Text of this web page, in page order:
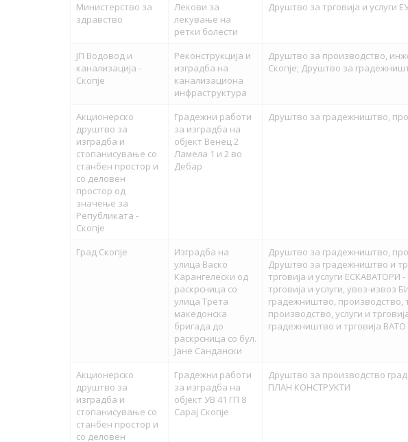
Министерство за
здравство
Лекови за
лекување на
ретки болести
Друштво за трговија и
ЈП Водовод и
канализација -
Скопје
Реконструкција и
изградба на
канализациона
инфраструктура
Друштво за производство,
Скопје; Друштво за
Акционерско
друштво за
изградба и
стопанисување со
станбен простор и
со деловен
простор од
значење за
Републиката -
Скопје
Градежни работи
за изградба на
објект Венец 2
Ламела 1 и 2 во
Дебар
Друштво за градежништво,
Град Скопје
Изградба на
улица Васко
Карангелески од
раскрсница со
улица Трета
македонска
бригада до
раскрсница со бул.
Јане Сандански
Друштво за градежништво,
Друштво за градежништво и
трговија и услуги
трговија и услуги, увоз-извоз
градежништво, производство,
производство, услуги и
градежништво и трговија
Акционерско
друштво за
изградба и
стопанисување со
станбен простор и
со деловен
Градежни работи
за изградба на
објект УB 41 ГП 8
Сарај Скопје
Друштво за производство
ПЛАН КОНСТРУКТИ